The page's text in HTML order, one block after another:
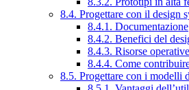
8.4. Progettare con il design
8.4.1. Documentazione
8.4.2. Benefici del
8.4.3. Risorse operative
8.4.4. Come
8.5. Progettare con i modelli